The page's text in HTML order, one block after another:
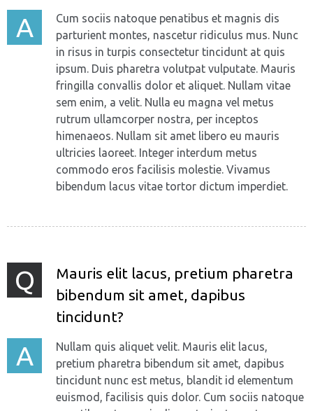
A
Cum sociis natoque penatibus et magnis dis
parturient montes, nascetur ridiculus mus. Nunc
in risus in turpis consectetur tincidunt at quis
ipsum. Duis pharetra volutpat vulputate. Mauris
fringilla convallis dolor et aliquet. Nullam vitae
sem enim, a velit. Nulla eu magna vel metus
rutrum ullamcorper nostra, per inceptos
himenaeos. Nullam sit amet libero eu mauris
ultricies laoreet. Integer interdum metus
commodo eros facilisis molestie. Vivamus
bibendum lacus vitae tortor dictum imperdiet.
Q
Mauris elit lacus, pretium pharetra
bibendum sit amet, dapibus
tincidunt?
A
Nullam quis aliquet velit. Mauris elit lacus,
pretium pharetra bibendum sit amet, dapibus
tincidunt nunc est metus, blandit id elementum
euismod, facilisis quis dolor. Cum sociis natoque